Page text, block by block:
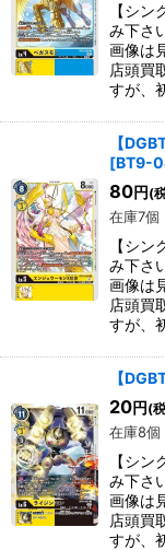
【シ
み下さ
画像は
店頭買
すが、
【
[BT9-
80円 (
在庫7個
【シ
み下さ
画像は
店頭買
すが、
【
20円 (
在庫8個
【シ
み下さ
画像は
店頭買
すが、